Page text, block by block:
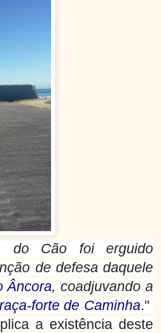
do Cão foi erguido
de defesa daquele
Âncora, coadjuvando a
forte de Caminha."
a existência deste